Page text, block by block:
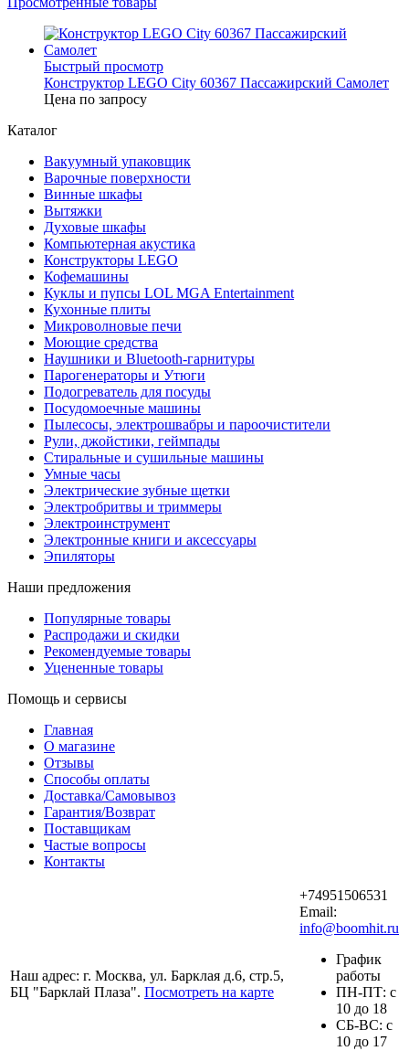
Быстрый просмотр
Конструктор LEGO City 60367 Пассажирский Самолет
Цена по запросу
Каталог
Вакуумный упаковщик
Варочные поверхности
Винные шкафы
Вытяжки
Духовые шкафы
Компьютерная акустика
Конструкторы LEGO
Кофемашины
Куклы и пупсы LOL MGA Entertainment
Кухонные плиты
Микроволновые печи
Моющие средства
Наушники и Bluetooth-гарнитуры
Парогенераторы и Утюги
Подогреватель для посуды
Посудомоечные машины
Пылесосы, электрошвабры и пароочистители
Рули, джойстики, геймпады
Стиральные и сушильные машины
Умные часы
Электрические зубные щетки
Электробритвы и триммеры
Электроинструмент
Электронные книги и аксессуары
Эпиляторы
Наши предложения
Популярные товары
Распродажи и скидки
Рекомендуемые товары
Уцененные товары
Помощь и сервисы
Главная
О магазине
Отзывы
Способы оплаты
Доставка/Самовывоз
Гарантия/Возврат
Поставщикам
Частые вопросы
Контакты
Наш адрес: г. Москва, ул. Барклая д.6, стр.5,
БЦ "Барклай Плаза". Посмотреть на карте
+74951506531
Email:
info@boomhit.ru
График
работы
ПH-ПТ: с
10 до 18
СБ-ВС: с
10 до 17